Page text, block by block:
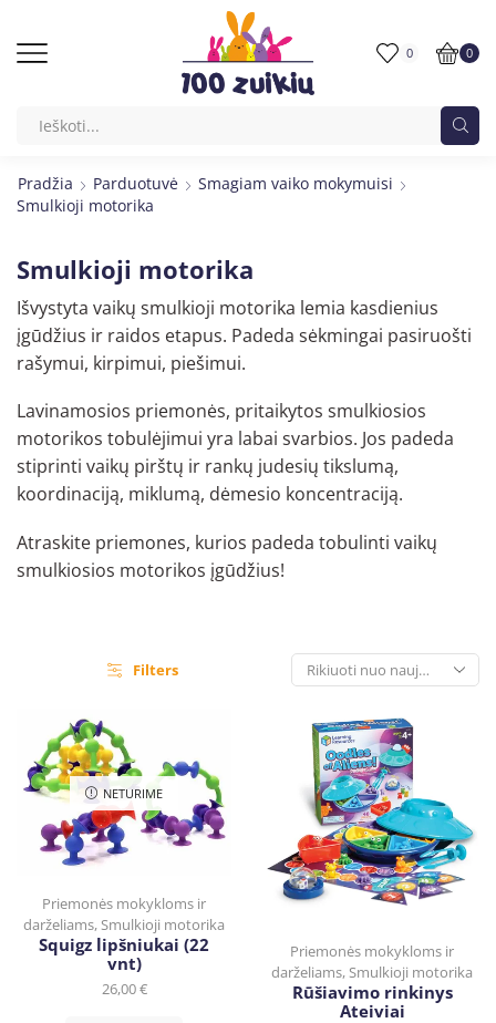
0 0
Pradžia Parduotuvė
Smagiam vaiko mokymuisi
Smulkioji motorika
Smulkioji motorika
Išvystyta vaikų smulkioji motorika lemia kasdienius
įgūdžius ir raidos etapus. Padeda sėkmingai pasiruošti
rašymui, kirpimui, piešimui.
Lavinamosios priemonės, pritaikytos smulkiosios
motorikos tobulėjimui yra labai svarbios. Jos padeda
stiprinti vaikų pirštų ir rankų judesių tikslumą,
koordinaciją, miklumą, dėmesio koncentraciją.
Atraskite priemones, kurios padeda tobulinti vaikų
smulkiosios motorikos įgūdžius!
Filters
NETURIME
Priemonės mokykloms ir
darželiams,Smulkioji motorika
Squigz lipšniukai (22
vnt)
26,00€
Priemonės mokykloms ir
darželiams,Smulkioji motorika
Rūšiavimo rinkinys
Ateiviai